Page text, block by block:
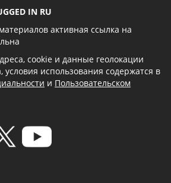
IN RU
активная ссылка на
cookie и данные геолокации
условия использования содержатся в
и Пользовательском